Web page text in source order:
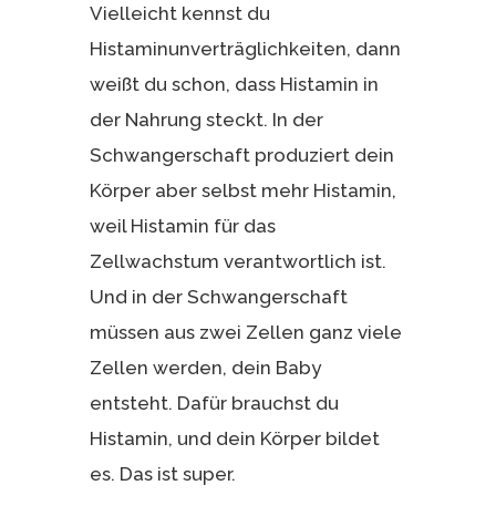
Vielleicht kennst du
Histaminunverträglichkeiten, dann
weißt du schon, dass Histamin in
der Nahrung steckt. In der
Schwangerschaft produziert dein
Körper aber selbst mehr Histamin,
weil Histamin für das
Zellwachstum verantwortlich ist.
Und in der Schwangerschaft
müssen aus zwei Zellen ganz viele
Zellen werden, dein Baby
entsteht. Dafür brauchst du
Histamin, und dein Körper bildet
es. Das ist super.